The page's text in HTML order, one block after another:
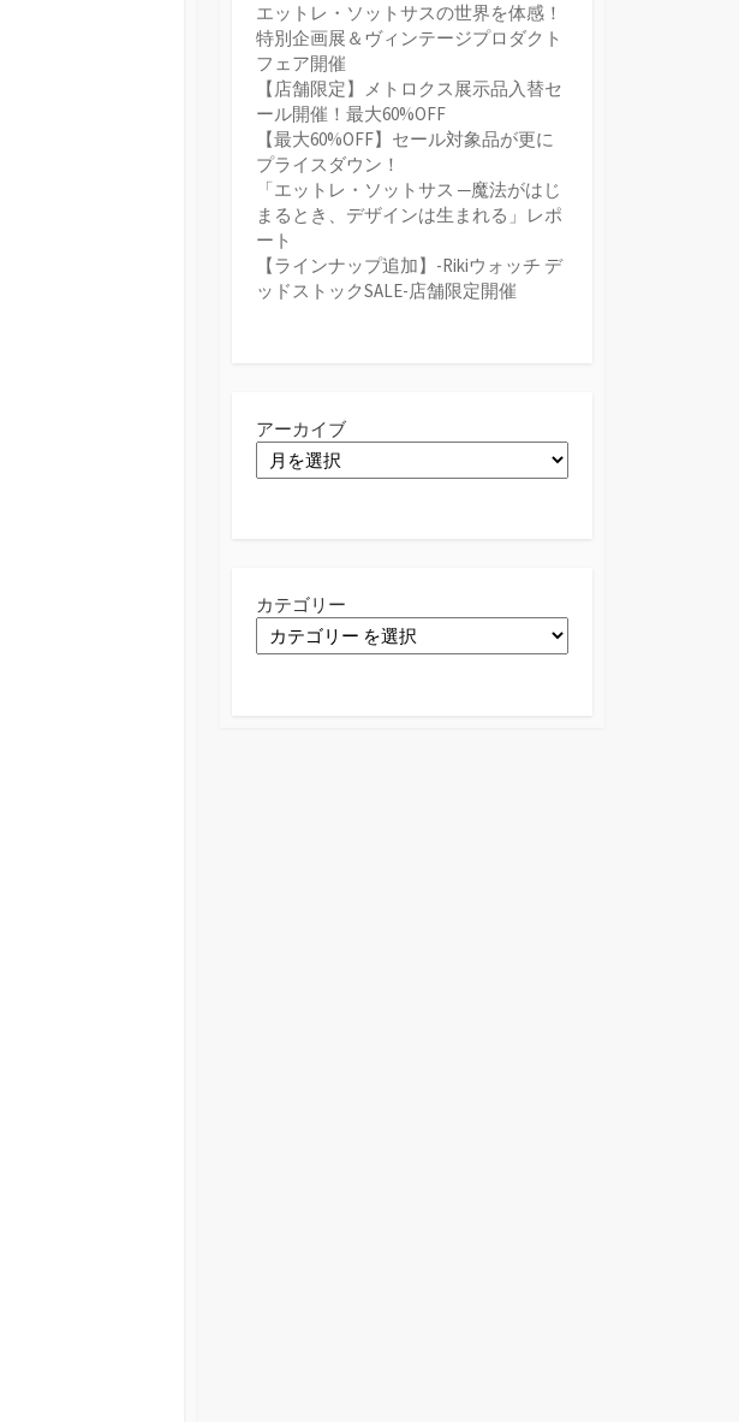
エットレ・ソットサスの世界を体感！
特別企画展＆ヴィンテージプロダクト
フェア開催
【店舗限定】メトロクス展示品入替セ
ール開催！最大60%OFF
【最大60%OFF】セール対象品が更に
プライスダウン！
「エットレ・ソットサス ─魔法がはじ
まるとき、デザインは生まれる」レポ
ート
【ラインナップ追加】-Rikiウォッチ デ
ッドストックSALE-店舗限定開催
アーカイブ
カテゴリー